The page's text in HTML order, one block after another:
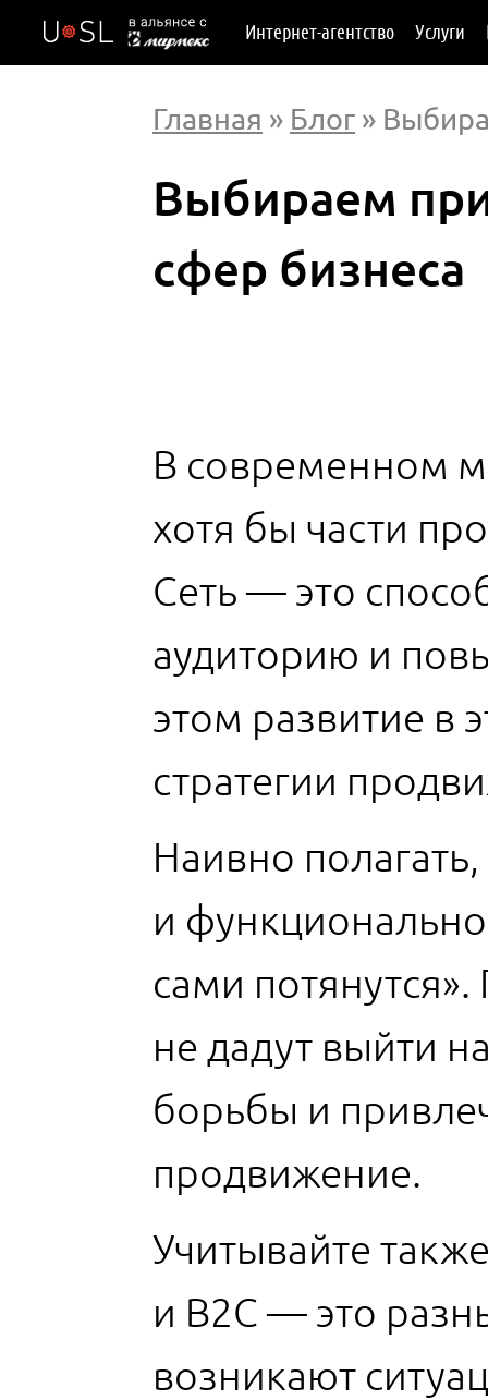
Интернет-агентство Услуги
Главная » Блог »
Выбираем
сфер бизнеса
В современном
хотя бы части
Сеть — это
аудиторию и
этом развитие в
стратегии
Наивно
и
сами
не дадут выйти
борьбы и
продвижение.
Учитывайте
и B2C — это
возникают